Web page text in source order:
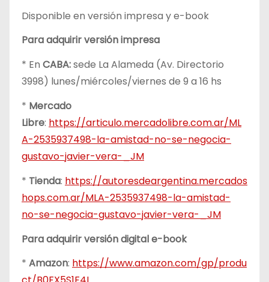
Disponible en versión impresa y e-book
Para adquirir versión impresa
* En CABA:sede La Alameda (Av. Directorio
3998) lunes/miércoles/viernes de 9 a 16 hs
* Mercado
Libre: https://articulo.mercadolibre.com.ar/ML
A-2535937498-la-amistad-no-se-negocia-
gustavo-javier-vera-_JM
* Tienda: https://autoresdeargentina.mercados
hops.com.ar/MLA-2535937498-la-amistad-
no-se-negocia-gustavo-javier-vera-_JM
Para adquirir versión digital e-book
* Amazon: https://www.amazon.com/gp/produ